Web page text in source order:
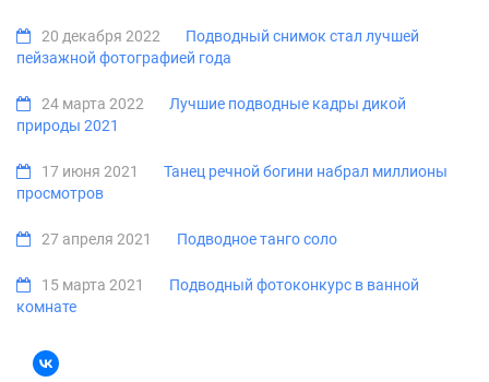
20 декабря 2022
Подводный снимок стал лучшей
пейзажной фотографией года
24 марта 2022
Лучшие подводные кадры дикой
природы 2021
17 июня 2021
Танец речной богини набрал миллионы
просмотров
27 апреля 2021 Подводное танго соло
15 марта 2021
Подводный фотоконкурс в ванной
комнате